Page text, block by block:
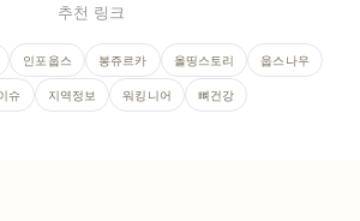
추천 링크
인포웁스 봉쥬르카 올띵스토리 웁스나우
슈 지역정보 워킹니어 뼈건강